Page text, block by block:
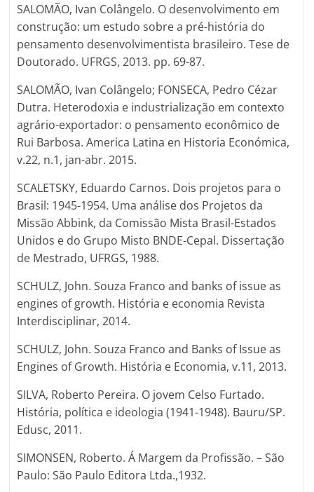
SALOMÃO, Ivan Colângelo. O desenvolvimento em
construção: um estudo sobre a pré-história do
pensamento desenvolvimentista brasileiro. Tese de
Doutorado. UFRGS, 2013. pp. 69-87.
SALOMÃO, Ivan Colângelo; FONSECA, Pedro Cézar
Dutra. Heterodoxia e industrialização em contexto
agrário-exportador: o pensamento econômico de
Rui Barbosa. America Latina en Historia Económica,
v.22, n.1, jan-abr. 2015.
SCALETSKY, Eduardo Carnos. Dois projetos para o
Brasil: 1945-1954. Uma análise dos Projetos da
Missão Abbink, da Comissão Mista Brasil-Estados
Unidos e do Grupo Misto BNDE-Cepal. Dissertação
de Mestrado, UFRGS, 1988.
SCHULZ, John. Souza Franco and banks of issue as
engines of growth. História e economia Revista
Interdisciplinar, 2014.
SCHULZ, John. Souza Franco and Banks of Issue as
Engines of Growth. História e Economia, v.11, 2013.
SILVA, Roberto Pereira. O jovem Celso Furtado.
História, política e ideologia (1941-1948). Bauru/SP.
Edusc, 2011.
SIMONSEN, Roberto. Á Margem da Profissão. – São
Paulo: São Paulo Editora Ltda.,1932.